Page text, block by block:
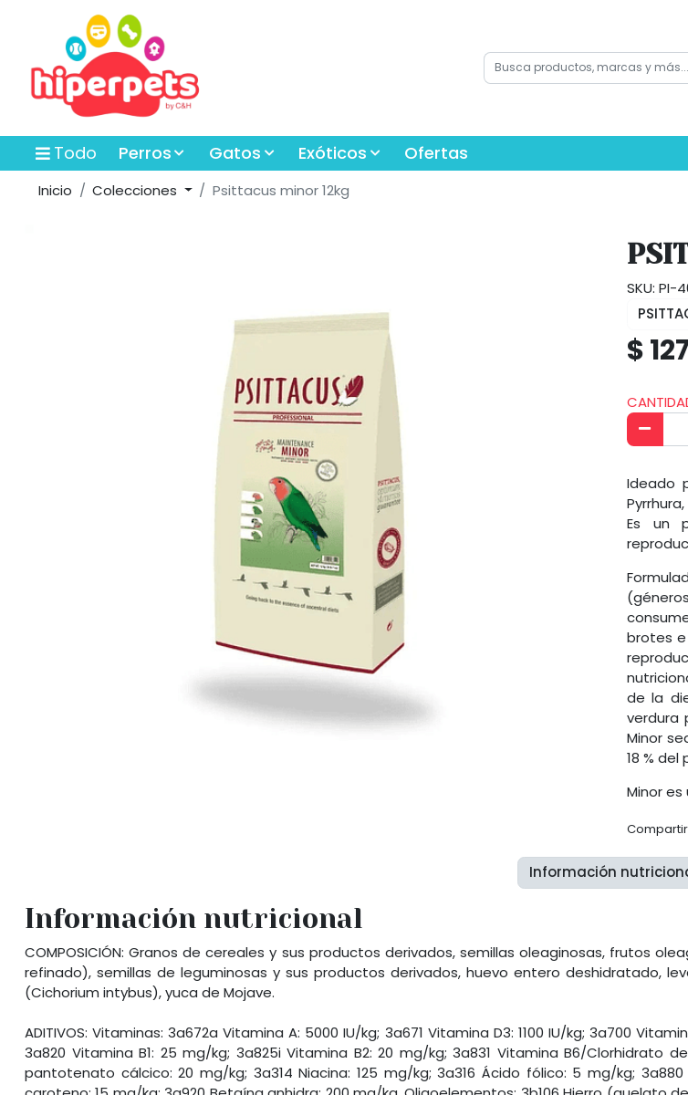
Todo Perros Gatos Exóticos Ofertas
Inicio Colecciones Psittacus minor 12kg
SKU: PI-
$
Ideado
Es un
brotes e
de la
verdura
Minor
18 % del
Minor
Información nutricional
COMPOSICIÓN: Granos de cereales y sus productos derivados, semillas oleaginosas, frutos
refinado), semillas de leguminosas y sus productos derivados, huevo entero deshidratado,
(Cichorium intybus), yuca de Mojave.
ADITIVOS: Vitaminas: 3a672a Vitamina A: 5000 IU/kg; 3a671 Vitamina D3: 1100 IU/kg; 3a700
3a820 Vitamina B1: 25 mg/kg; 3a825i Vitamina B2: 20 mg/kg; 3a831 Vitamina B6/Clorhidrato
pantotenato cálcico: 20 mg/kg; 3a314 Niacina: 125 mg/kg; 3a316 Ácido fólico: 5 mg/kg;
Información